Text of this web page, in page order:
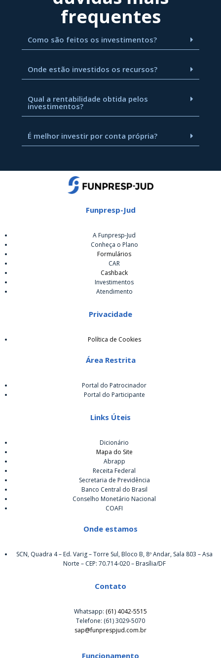
frequentes
Como são feitos os investimentos?
Onde estão investidos os recursos?
Qual a rentabilidade obtida pelos
investimentos?
É melhor investir por conta própria?
Funpresp-Jud
A Funpresp-Jud
Conheça o Plano
Formulários
CAR
Cashback
Investimentos
Atendimento
Privacidade
Política de Cookies
Área Restrita
Portal do Patrocinador
Portal do Participante
Links Úteis
Dicionário
Mapa do Site
Abrapp
Receita Federal
Secretaria de Previdência
Banco Central do Brasil
Conselho Monetário Nacional
COAFI
Onde estamos
SCN, Quadra 4 – Ed. Varig – Torre Sul, Bloco B, 8º Andar, Sala 803 – Asa
Norte – CEP: 70.714-020 – Brasília/DF
Contato
Whatsapp: (61) 4042-5515
Telefone: (61) 3029-5070
sap@funprespjud.com.br
Funcionamento